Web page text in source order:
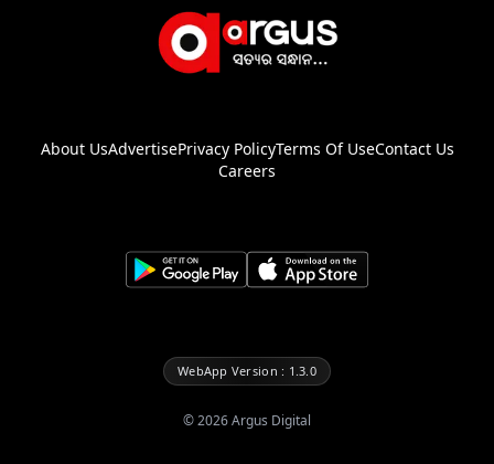
About UsAdvertisePrivacy PolicyTerms Of UseContact Us
Careers
WebApp Version : 1.3.0
©2026Argus Digital